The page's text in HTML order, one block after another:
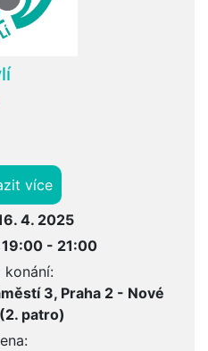
více
4. 2025
19:00 - 21:00
konání:
3, Praha 2 - Nové
patro)